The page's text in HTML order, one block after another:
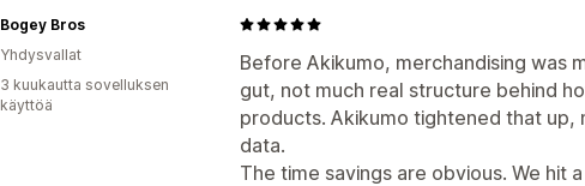
Before Akikumo, merchandising was
gut, not much real structure behind
products. Akikumo tightened that up,
data.
The time savings are obvious. We hit
Bogey Bros
Yhdysvallat
3 kuukautta sovelluksen
käyttöä